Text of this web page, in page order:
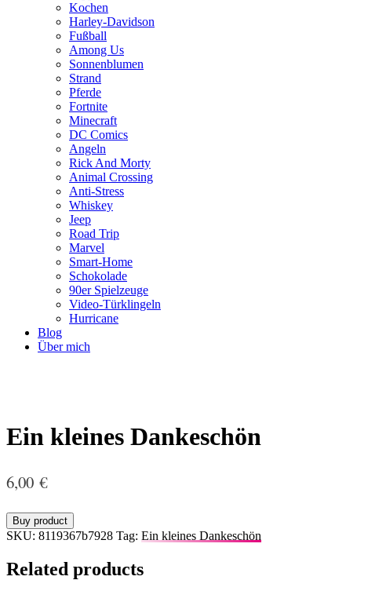
Kochen
Harley-Davidson
Fußball
Among Us
Sonnenblumen
Strand
Pferde
Fortnite
Minecraft
DC Comics
Angeln
Rick And Morty
Animal Crossing
Anti-Stress
Whiskey
Jeep
Road Trip
Marvel
Smart-Home
Schokolade
90er Spielzeuge
Video-Türklingeln
Hurricane
Blog
Über mich
Ein kleines Dankeschön
6,00 €
Buy product
SKU: 8119367b7928 Tag: Ein kleines Dankeschön
Related products